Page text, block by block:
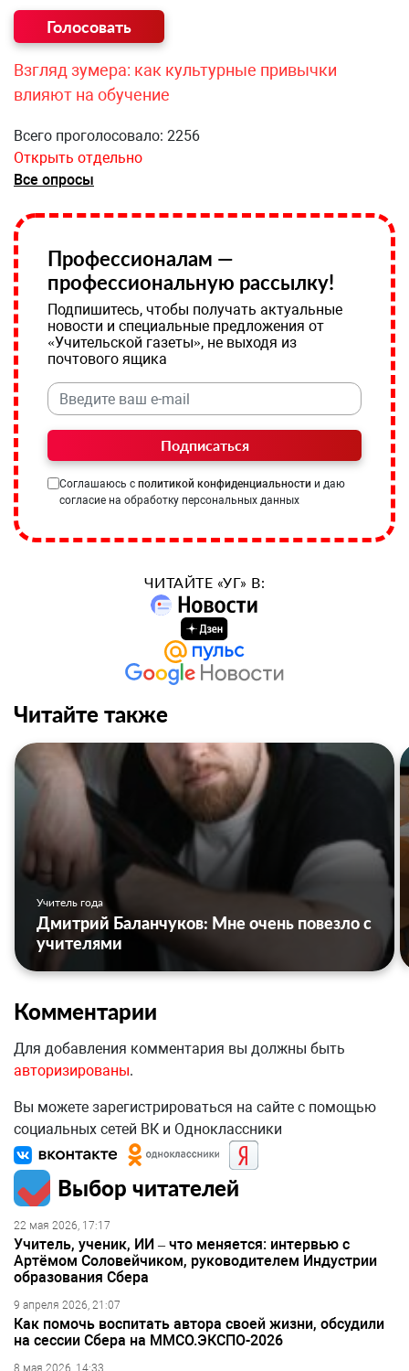
Взгляд зумера: как культурные привычки
влияют на обучение
Всего проголосовало: 2256
Открыть отдельно
Все опросы
Профессионалам —
профессиональную рассылку!
Подпишитесь, чтобы получать актуальные
новости и специальные предложения от
«Учительской газеты», не выходя из
почтового ящика
Подписаться
Соглашаюсь с политикой конфиденциальности и даю
согласие на обработку персональных данных
ЧИТАЙТЕ «УГ» В:
Читайте также
Учитель года
Дмитрий Баланчуков: Мне очень повезло с
учителями
Комментарии
Для добавления комментария вы должны быть
авторизированы.
Вы можете зарегистрироваться на сайте с помощью
социальных сетей ВК и Одноклассники
Выбор читателей
22 мая 2026, 17:17
Учитель, ученик, ИИ – что меняется: интервью с
Артёмом Соловейчиком, руководителем Индустрии
образования Сбера
9 апреля 2026, 21:07
Как помочь воспитать автора своей жизни, обсудили
на сессии Сбера на ММСО.ЭКСПО-2026
8 мая 2026, 14:33